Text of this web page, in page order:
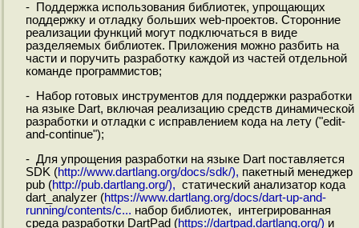
- Поддержка использования библиотек, упрощающих
поддержку и отладку больших web-проектов. Сторонние
реализации функций могут подключаться в виде
разделяемых библиотек. Приложения можно разбить на
части и поручить разработку каждой из частей отдельной
команде программистов;
- Набор готовых инструментов для поддержки разработки
на языке Dart, включая реализацию средств динамической
разработки и отладки с исправлением кода на лету ("edit-
and-continue");
- Для упрощения разработки на языке Dart поставляется
SDK (http://www.dartlang.org/docs/sdk/), пакетный менеджер
pub (http://pub.dartlang.org/), статический анализатор кода
dart_analyzer (https://www.dartlang.org/docs/dart-up-and-
running/contents/c... набор библиотек, интегрированная
среда разработки DartPad (https://dartpad.dartlang.org/) и